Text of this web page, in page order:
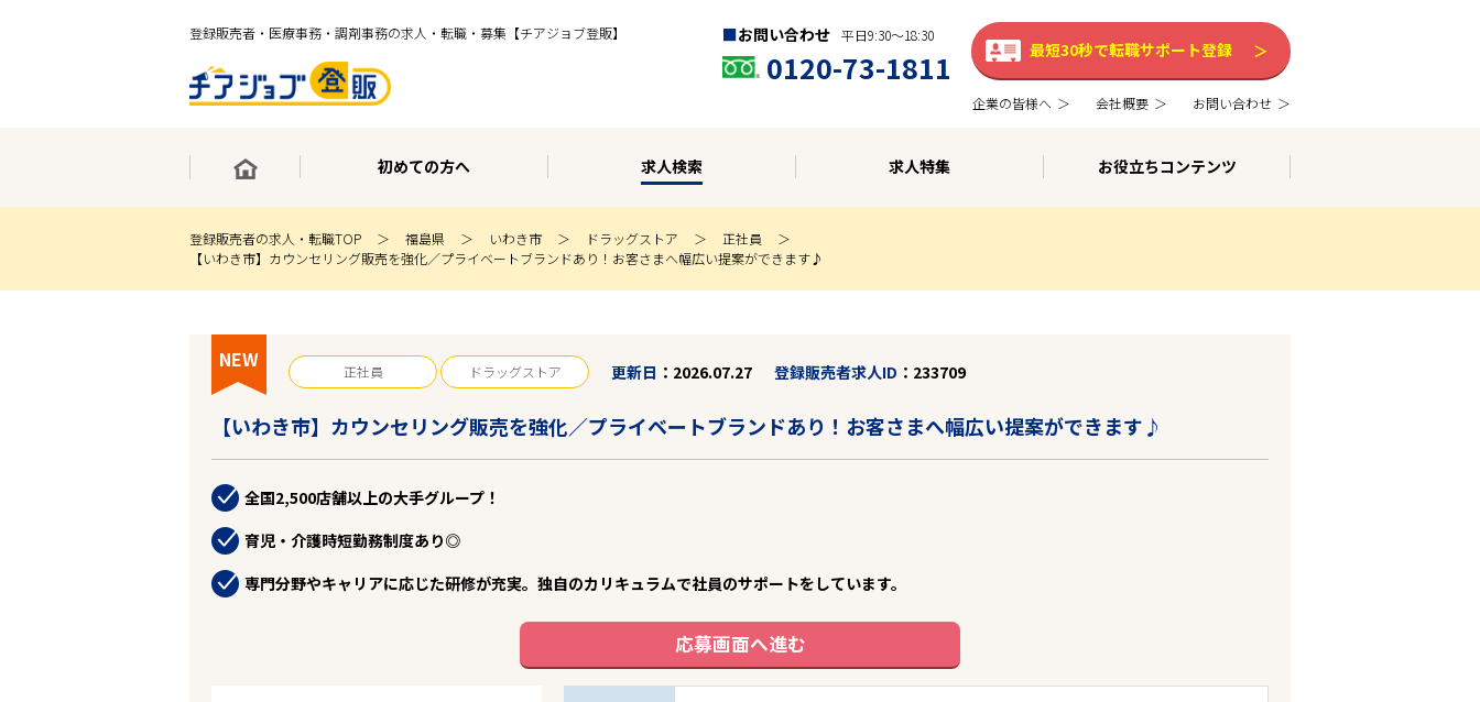
登録販売者・医療事務・調剤事務の求人・転職・募集【チアジョブ登販】 お問い合わせ 平日9:30〜18:30
0120-73-1811 最短30秒で転職サポート登録
企業の皆様へ 会社概要 お問い合わせ
初めての方へ 求人検索 求人特集 お役立ちコンテンツ
登録販売者の求人・転職TOP 福島県 いわき市 ドラッグストア
正社員
【いわき市】カウンセリング販売を強化／プライベートブランドあり！お客さまへ幅広い提案ができます♪
NEW 正社員 ドラッグストア 更新日 2026.07.27 登録販売者求人ID 233709
【いわき市】カウンセリング販売を強化／プライベートブランドあり！お客さまへ幅広い提案ができます♪
全国2,500店舗以上の大手グループ！
育児・介護時短勤務制度あり◎
専門分野やキャリアに応じた研修が充実。独自のカリキュラムで社員のサポートをしています。
応募画面へ進む